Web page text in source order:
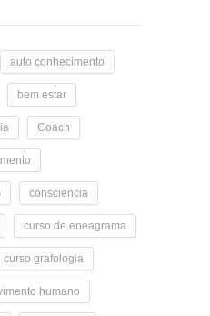
auto conhecimento
bem estar
Coach
consciencia
curso de eneagrama
curso grafologia
humano